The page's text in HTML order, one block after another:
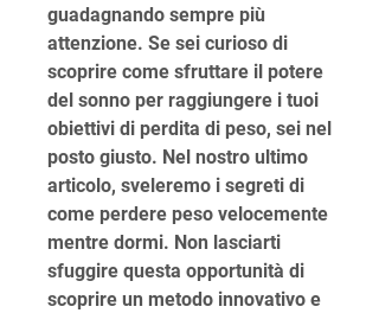
guadagnando sempre più
attenzione. Se sei curioso di
scoprire come sfruttare il potere
del sonno per raggiungere i tuoi
obiettivi di perdita di peso, sei nel
posto giusto. Nel nostro ultimo
articolo, sveleremo i segreti di
come perdere peso velocemente
mentre dormi. Non lasciarti
sfuggire questa opportunità di
scoprire un metodo innovativo e